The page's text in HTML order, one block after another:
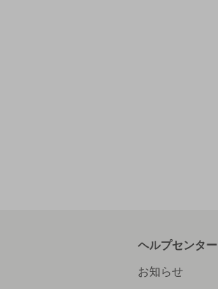
ヘルプセンター
お知らせ